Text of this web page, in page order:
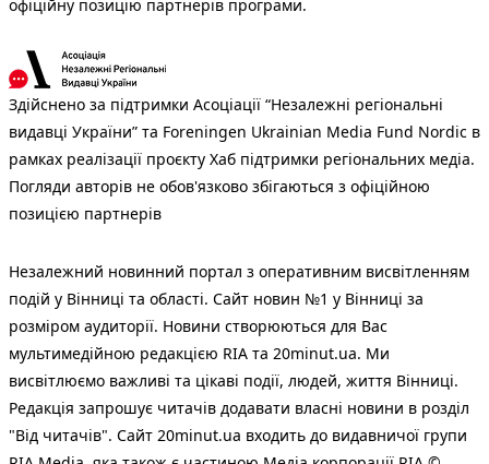
офіційну позицію партнерів програми.
Здійснено за підтримки Асоціації “Незалежні регіональні
видавці України” та Foreningen Ukrainian Media Fund Nordic в
рамках реалізації проєкту Хаб підтримки регіональних медіа.
Погляди авторів не обов'язково збігаються з офіційною
позицією партнерів
Незалежний новинний портал з оперативним висвітленням
подій у Вінниці та області. Сайт новин №1 у Вінниці за
розміром аудиторії. Новини створюються для Вас
мультимедійною редакцією RIA та 20minut.ua. Ми
висвітлюємо важливі та цікаві події, людей, життя Вінниці.
Редакція запрошує читачів додавати власні новини в розділ
"Від читачів". Сайт 20minut.ua входить до видавничої групи